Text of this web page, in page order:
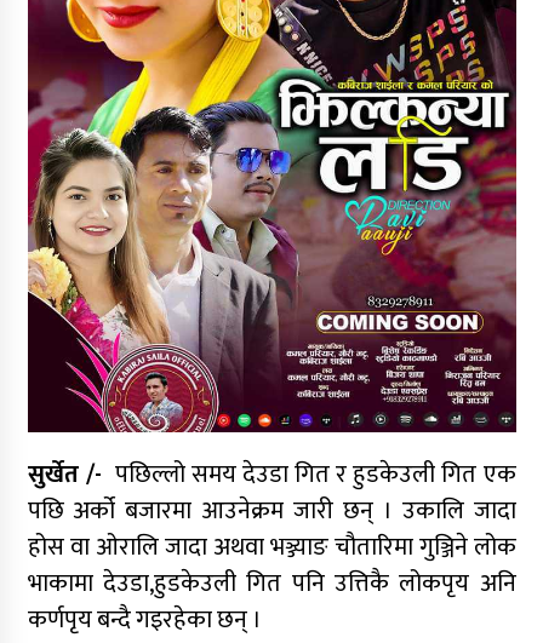
नेपालकै सबैभन्दा अग्लो पचाल झरना : राष्ट्रिय
मान्यतासँगै पर्यटनको नयाँ केन्द्र बन्ने अपेक्षा
कर्णाली प्रदेश निर्माण व्यवसायी महासङ्घको अध्यक्षमा
मानव बम निर्विरोध
अध्यक्ष पदका उम्मेदवार न्यौपानेले उम्मेदवारी फिर्ता लिँदै
बमलाई समर्थन गर्ने घोषणा
कर्णाली प्रदेश निर्माण व्यवसायी महासंघको नेतृत्वमा
न्यौपाने–बम भिड्ने संकेत, सहमतिको प्रयास
निर्माण व्यवसायी महासंघको प्रदेश अधिवेशन,
सार्वजनिक खरिद सुधारदेखि नयाँ नेतृत्वसम्म छलफल
कविता – बहुरङ्गी भेटिन्छन्
सुर्खेत /- पछिल्लो समय देउडा गित र हुडकेउली गित एक
पछि अर्को बजारमा आउनेक्रम जारी छन् । उकालि जादा
होस वा ओरालि जादा अथवा भञ्ज्याङ चौतारिमा गुञ्जिने लोक
भाकामा देउडा,हुडकेउली गित पनि उत्तिकै लोकपृय अनि
कर्णपृय बन्दै गइरहेका छन् ।